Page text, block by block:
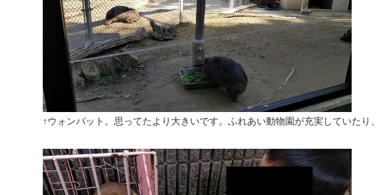
↑ウォンバット。思ってたより大きいです。ふれあい動物園が充実していたり、